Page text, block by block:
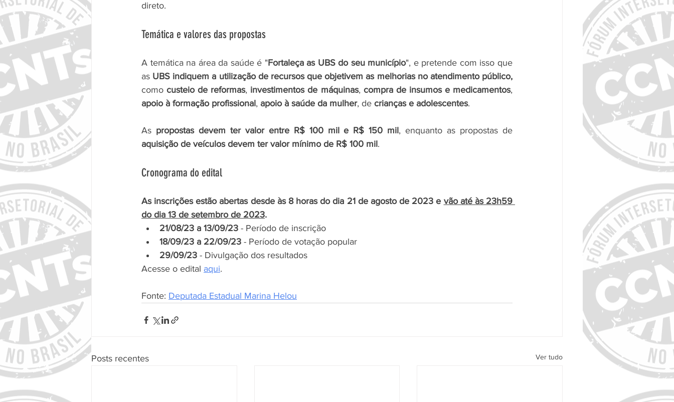
direto.
Temática e valores das propostas
A temática na área da saúde é "Fortaleça as UBS do seu município", e pretende com isso que
as UBS indiquem a utilização de recursos que objetivem as melhorias no atendimento público,
como custeio de reformas, investimentos de máquinas, compra de insumos e medicamentos
apoio à formação profissional, apoio à saúde da mulher, de crianças e adolescentes.
As propostas devem ter valor entre R$ 100 mil e R$ 150 mil
aquisição de veículos devem ter valor mínimo de R$ 100 mil.
Cronograma do edital
As inscrições estão abertas desde às 8 horas do dia 21 de agosto de 2023 e vão até às 23h59
do dia 13 de setembro de 2023.
21/08/23 a 13/09/23 - Período de inscrição
18/09/23 a 22/09/23 - Período de votação popular
29/09/23 - Divulgação dos resultados
Acesse o edital aqui.
Fonte: Deputada Estadual Marina Helou
Posts recentes Ver tudo